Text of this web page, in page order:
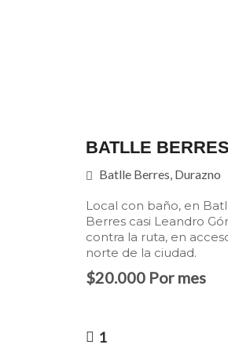
Batlle Berres, Durazno
Local con baño, en
Berres casi Leandro
contra la ruta, en
norte de la ciudad.
$20.000 Por mes
1